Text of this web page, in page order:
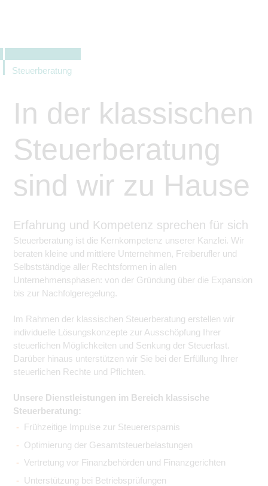
Steuerberatung
In der klassischen
Steuerberatung
sind wir zu Hause
Erfahrung und Kompetenz sprechen für sich
Steuerberatung ist die Kernkompetenz unserer Kanzlei. Wir
beraten kleine und mittlere Unternehmen, Freiberufler und
Selbstständige aller Rechtsformen in allen
Unternehmensphasen: von der Gründung über die Expansion
bis zur Nachfolgeregelung.
Im Rahmen der klassischen Steuerberatung erstellen wir
individuelle Lösungskonzepte zur Ausschöpfung Ihrer
steuerlichen Möglichkeiten und Senkung der Steuerlast.
Darüber hinaus unterstützen wir Sie bei der Erfüllung Ihrer
steuerlichen Rechte und Pflichten.
Unsere Dienstleistungen im Bereich klassische
Steuerberatung:
Frühzeitige Impulse zur Steuerersparnis
Optimierung der Gesamtsteuerbelastungen
Vertretung vor Finanzbehörden und Finanzgerichten
Unterstützung bei Betriebsprüfungen